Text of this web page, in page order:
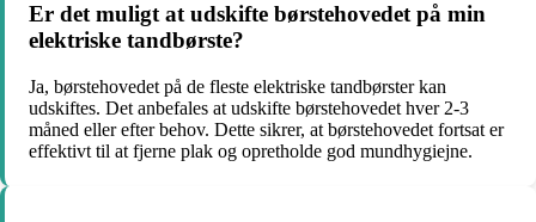
Er det muligt at udskifte børstehovedet på min
elektriske tandbørste?
Ja, børstehovedet på de fleste elektriske tandbørster kan
udskiftes. Det anbefales at udskifte børstehovedet hver 2-3
måned eller efter behov. Dette sikrer, at børstehovedet fortsat er
effektivt til at fjerne plak og opretholde god mundhygiejne.